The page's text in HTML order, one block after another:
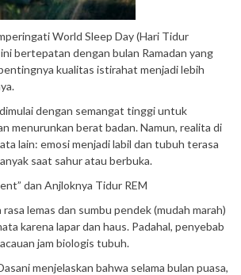
World Sleep Day (Hari Tidur
bertepatan dengan bulan Ramadan yang
kualitas istirahat menjadi lebih
dengan semangat tinggi untuk
menurunkan berat badan. Namun, realita di
lain: emosi menjadi labil dan tubuh terasa
saat sahur atau berbuka.
dan Anjloknya Tidur REM
lemas dan sumbu pendek (mudah marah)
karena lapar dan haus. Padahal, penyebab
jam biologis tubuh.
menjelaskan bahwa selama bulan puasa,